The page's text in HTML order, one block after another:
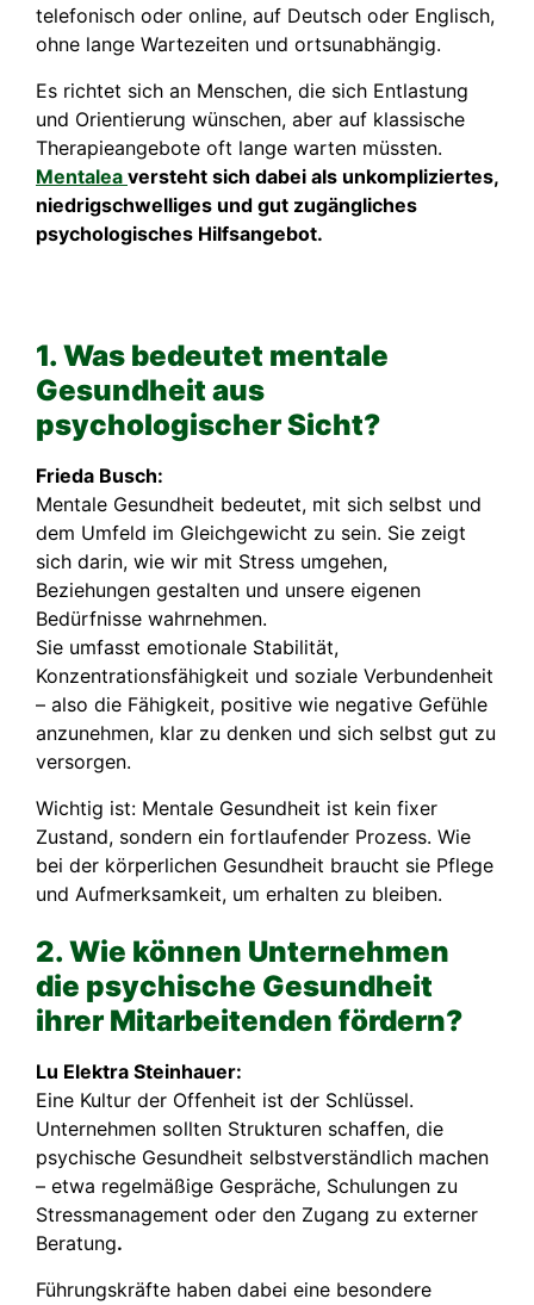
telefonisch oder online, auf Deutsch oder Englisch,
ohne lange Wartezeiten und ortsunabhängig.
Es richtet sich an Menschen, die sich Entlastung
und Orientierung wünschen, aber auf klassische
Therapieangebote oft lange warten müssten.
Mentalea versteht sich dabei als unkompliziertes,
niedrigschwelliges und gut zugängliches
psychologisches Hilfsangebot.
1. Was bedeutet mentale
Gesundheit aus
psychologischer Sicht?
Frieda Busch:
Mentale Gesundheit bedeutet, mit sich selbst und
dem Umfeld im Gleichgewicht zu sein. Sie zeigt
sich darin, wie wir mit Stress umgehen,
Beziehungen gestalten und unsere eigenen
Bedürfnisse wahrnehmen.
Sie umfasst emotionale Stabilität,
Konzentrationsfähigkeit und soziale Verbundenheit
– also die Fähigkeit, positive wie negative Gefühle
anzunehmen, klar zu denken und sich selbst gut zu
versorgen.
Wichtig ist: Mentale Gesundheit ist kein fixer
Zustand, sondern ein fortlaufender Prozess. Wie
bei der körperlichen Gesundheit braucht sie Pflege
und Aufmerksamkeit, um erhalten zu bleiben.
2. Wie können Unternehmen
die psychische Gesundheit
ihrer Mitarbeitenden fördern?
Lu Elektra Steinhauer:
Eine Kultur der Offenheit ist der Schlüssel.
Unternehmen sollten Strukturen schaffen, die
psychische Gesundheit selbstverständlich machen
– etwa regelmäßige Gespräche, Schulungen zu
Stressmanagement oder den Zugang zu externer
Beratung.
Führungskräfte haben dabei eine besondere